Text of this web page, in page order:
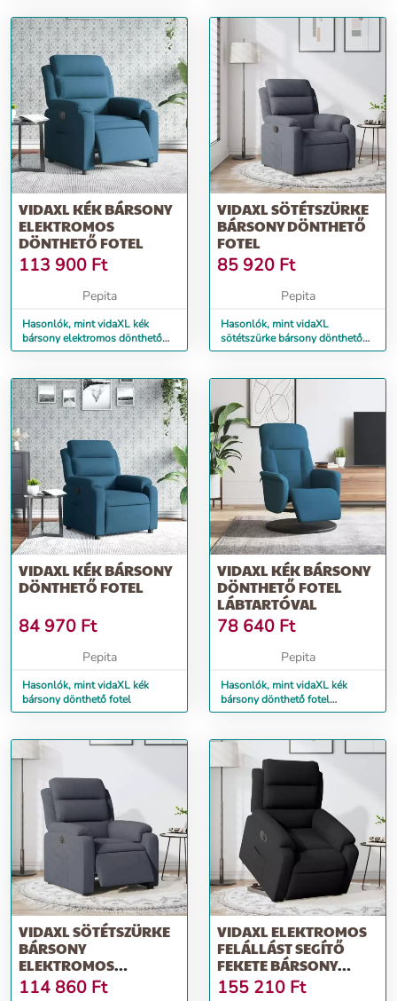
VIDAXL KÉK BÁRSONY
ELEKTROMOS
DÖNTHETŐ FOTEL
113 900 Ft
Pepita
Hasonlók, mint vidaXL kék
bársony elektromos dönthető
fotel
VIDAXL SÖTÉTSZÜRKE
BÁRSONY DÖNTHETŐ
FOTEL
85 920 Ft
Pepita
Hasonlók, mint vidaXL
sötétszürke bársony dönthető
fotel
VIDAXL KÉK BÁRSONY
DÖNTHETŐ FOTEL
84 970 Ft
Pepita
Hasonlók, mint vidaXL kék
bársony dönthető fotel
VIDAXL KÉK BÁRSONY
DÖNTHETŐ FOTEL
LÁBTARTÓVAL
78 640 Ft
Pepita
Hasonlók, mint vidaXL kék
bársony dönthető fotel
lábtartóval
VIDAXL SÖTÉTSZÜRKE
BÁRSONY
ELEKTROMOS
DÖNTHETŐ FOTEL
114 860 Ft
VIDAXL ELEKTROMOS
FELÁLLÁST SEGÍTŐ
FEKETE BÁRSONY
DÖNTHETŐ FOTEL
155 210 Ft